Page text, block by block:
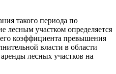
такого периода по
лесным участком определяется
коэффициента превышения
власти в области
лесных участков на